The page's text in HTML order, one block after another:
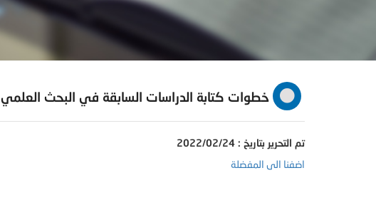
خطوات كتابة الدراسات السابقة في البحث العلمي
تم التحرير بتاريخ : 2022/02/24
اضفنا الى المفضلة